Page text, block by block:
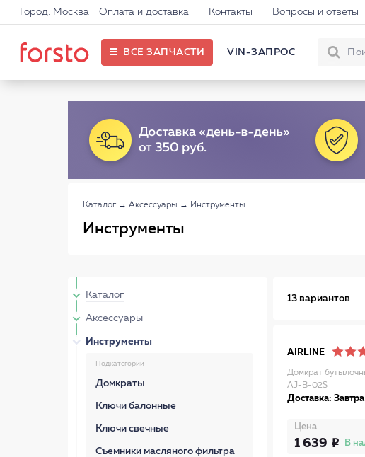
Город: Москва Оплата и доставка Контакты Вопросы и ответы
ВСЕ ЗАПЧАСТИ VIN-ЗАПРОС
Каталог → Аксессуары → Инструменты
Инструменты
Каталог
Аксессуары
Инструменты
Подкатегории
Домкраты
Ключи балонные
Ключи свечные
Съемники масляного фильтра
13 вариантов
AIRLINE
Домкрат
AJ-B-02S
Доставка: Завтра
Цена
1 639 В